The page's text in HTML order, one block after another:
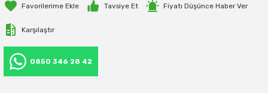
Tavsiye Et Fiyatı Düşünce Haber Ver
Karşılaştır
0850 346 28 42